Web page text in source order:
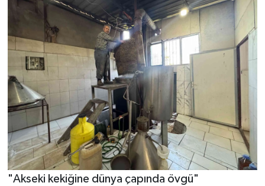
"Akseki kekiğine dünya çapında övgü"